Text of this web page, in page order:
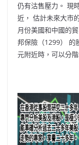
仍有沽售壓力。 現
近， 估計未來大市
月份美國和中國的
邦保險（1299） 的
元附近時，可以分